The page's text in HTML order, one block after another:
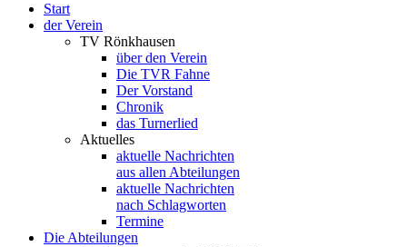
Start
der Verein
TV Rönkhausen
über den Verein
Die TVR Fahne
Der Vorstand
Chronik
das Turnerlied
Aktuelles
aktuelle Nachrichten
aus allen Abteilungen
aktuelle Nachrichten
nach Schlagworten
Termine
Die Abteilungen